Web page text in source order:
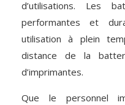
d’utilisations. Les
performantes et
utilisation à plein
distance de la
d’imprimantes.
Que le personnel